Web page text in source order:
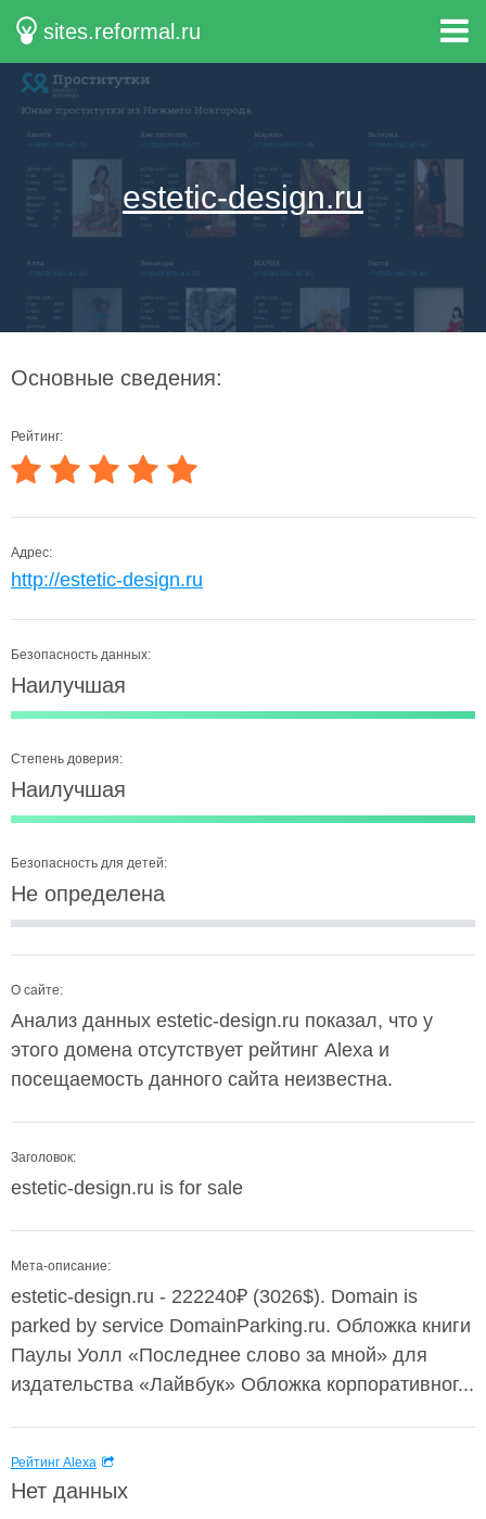
sites.reformal.ru
estetic-design.ru
Основные сведения:
Рейтинг:
Адрес:
http://estetic-design.ru
Безопасность данных:
Наилучшая
Степень доверия:
Наилучшая
Безопасность для детей:
Не определена
О сайте:
Анализ данных estetic-design.ru показал, что у
этого домена отсутствует рейтинг Alexa и
посещаемость данного сайта неизвестна.
Заголовок:
estetic-design.ru is for sale
Мета-описание:
estetic-design.ru - 222240₽ (3026$). Domain is
parked by service DomainParking.ru. Обложка книги
Паулы Уолл «Последнее слово за мной» для
издательства «Лайвбук» Обложка корпоративног...
Рейтинг Alexa
Нет данных